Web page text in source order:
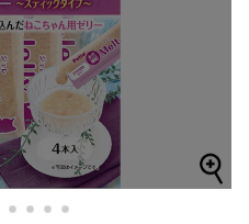
5 6 7 8